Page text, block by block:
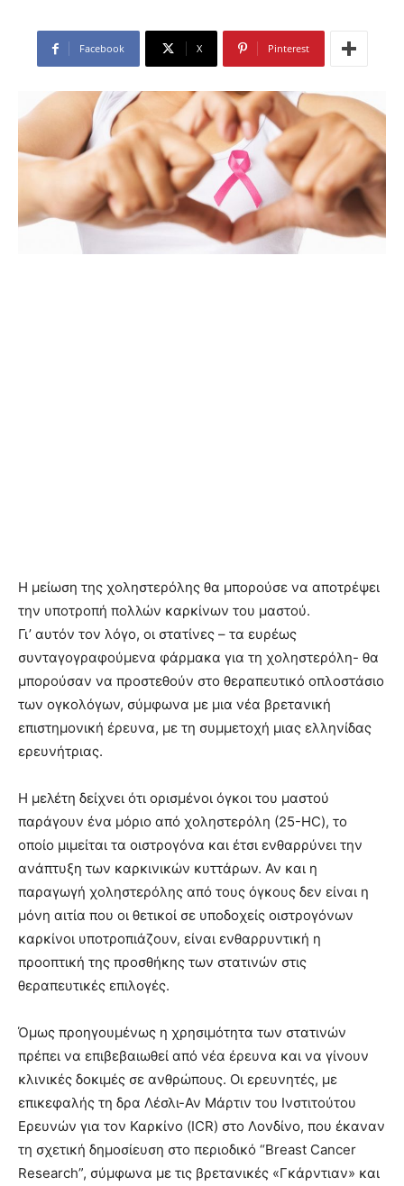
Facebook X Pinterest
Η μείωση της χοληστερόλης θα μπορούσε να αποτρέψει
την υποτροπή πολλών καρκίνων του μαστού.
Γι’ αυτόν τον λόγο, οι στατίνες – τα ευρέως
συνταγογραφούμενα φάρμακα για τη χοληστερόλη- θα
μπορούσαν να προστεθούν στο θεραπευτικό οπλοστάσιο
των ογκολόγων, σύμφωνα με μια νέα βρετανική
επιστημονική έρευνα, με τη συμμετοχή μιας ελληνίδας
ερευνήτριας.
Η μελέτη δείχνει ότι ορισμένοι όγκοι του μαστού
παράγουν ένα μόριο από χοληστερόλη (25-ΗC), το
οποίο μιμείται τα οιστρογόνα και έτσι ενθαρρύνει την
ανάπτυξη των καρκινικών κυττάρων. Αν και η
παραγωγή χοληστερόλης από τους όγκους δεν είναι η
μόνη αιτία που οι θετικοί σε υποδοχείς οιστρογόνων
καρκίνοι υποτροπιάζουν, είναι ενθαρρυντική η
προοπτική της προσθήκης των στατινών στις
θεραπευτικές επιλογές.
Όμως προηγουμένως η χρησιμότητα των στατινών
πρέπει να επιβεβαιωθεί από νέα έρευνα και να γίνουν
κλινικές δοκιμές σε ανθρώπους. Οι ερευνητές, με
επικεφαλής τη δρα Λέσλι-Αν Μάρτιν του Ινστιτούτου
Ερευνών για τον Καρκίνο (ICR) στο Λονδίνο, που έκαναν
τη σχετική δημοσίευση στο περιοδικό “Breast Cancer
Research”, σύμφωνα με τις βρετανικές «Γκάρντιαν» και